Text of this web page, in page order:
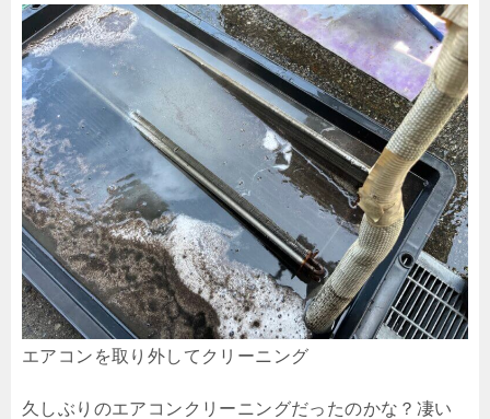
エアコンを取り外してクリーニング
久しぶりのエアコンクリーニングだったのかな？凄い